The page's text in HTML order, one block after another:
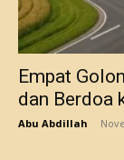
Empat
dan Berdoa
Abu Abdillah -